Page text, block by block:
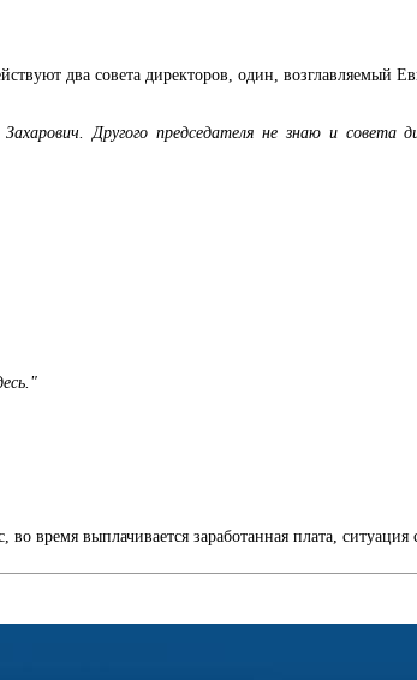
два совета директоров, один,
Другого председателя не знаю и
выплачивается заработанная плата, ситуация